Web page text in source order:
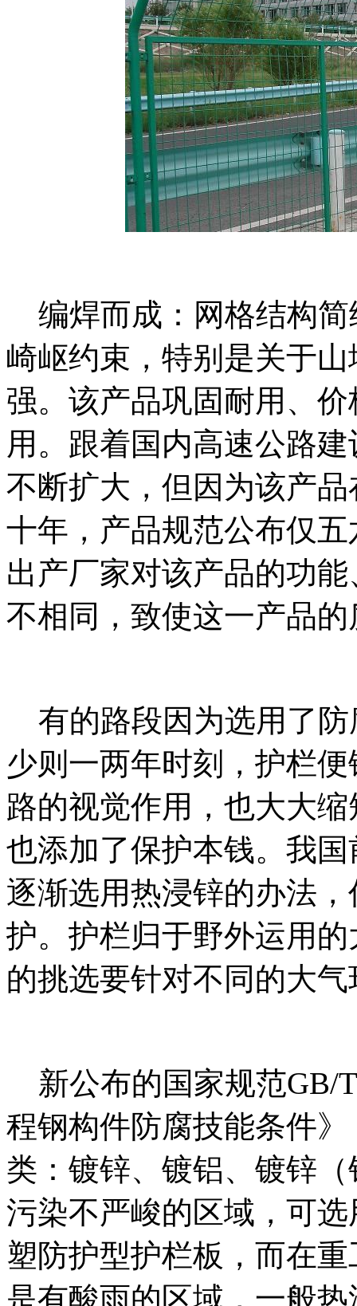
编焊而成：网格结构简
崎岖约束，特别是关于
强。该产品巩固耐用、
用。跟着国内高速公路
不断扩大，但因为该产
十年，产品规范公布仅
出产厂家对该产品的功
不相同，致使这一产品
有的路段因为选用了防
少则一两年时刻，护栏
路的视觉作用，也大大
也添加了保护本钱。我
逐渐选用热浸锌的办法
护。护栏归于野外运用
的挑选要针对不同的大
新公布的国家规范GB/
程钢构件防腐技能条件
类：镀锌、镀铝、镀锌
污染不严峻的区域，可
塑防护型护栏板，而在
是有酸雨的区域，一般